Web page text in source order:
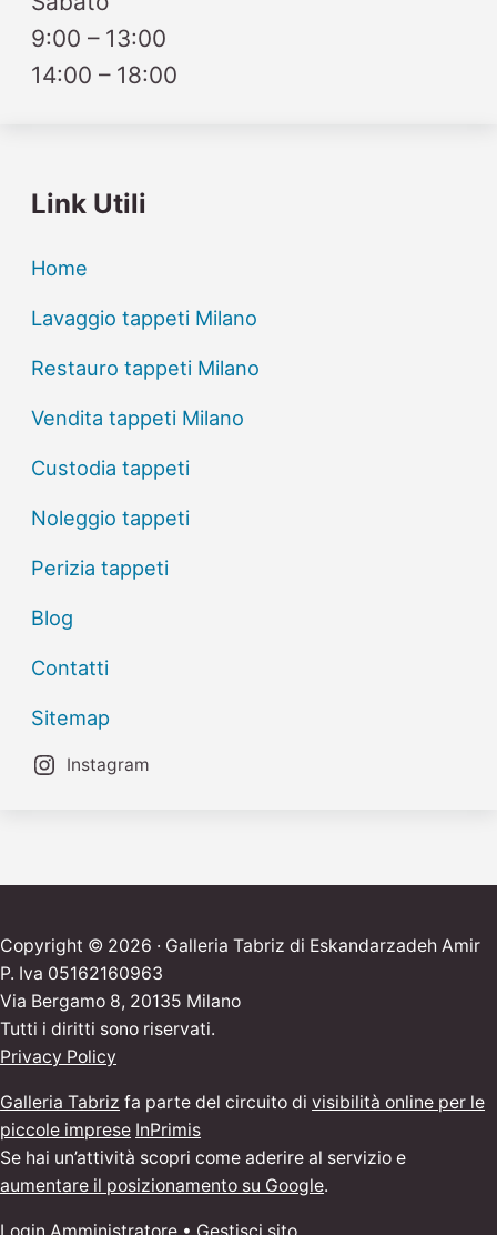
9:00 – 13:00
14:00 – 18:00
Link Utili
Home
Lavaggio tappeti Milano
Restauro tappeti Milano
Vendita tappeti Milano
Custodia tappeti
Noleggio tappeti
Perizia tappeti
Blog
Contatti
Sitemap
Instagram
Copyright © 2026 · Galleria Tabriz di Eskandarzadeh Amir
P. Iva 05162160963
Via Bergamo 8, 20135 Milano
Tutti i diritti sono riservati.
Privacy Policy
Galleria Tabriz fa parte del circuito divisibilità online per le
piccole imprese InPrimis
Se hai un’attività scopri come aderire al servizio e
aumentare il posizionamento su Google.